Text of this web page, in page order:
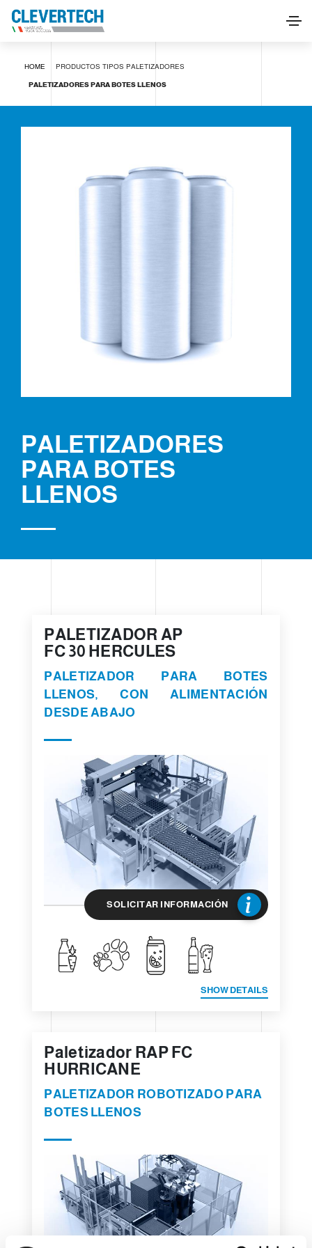
HOME PRODUCTOS TIPOS PALETIZADORES
PALETIZADORES PARA BOTES LLENOS
PALETIZADORES
PARA BOTES
LLENOS
SOLICITAR INFORMACIÓN
PALETIZADOR AP
FC 30 HERCULES
PALETIZADOR PARA BOTES
LLENOS, CON ALIMENTACIÓN
DESDE ABAJO
SOLICITAR INFORMACIÓN
SHOW DETAILS
Paletizador RAP FC
HURRICANE
PALETIZADOR ROBOTIZADO PARA
BOTES LLENOS